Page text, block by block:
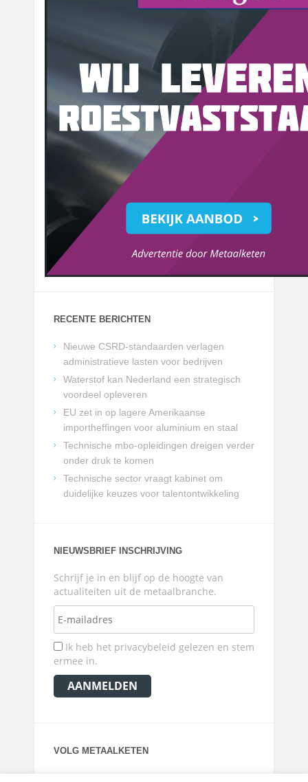
RECENTE BERICHTEN
Nieuwe CSRD-standaarden verlagen
administratieve lasten voor bedrijven
Waterstof kan Nederland een strategisch
voordeel opleveren
EU zet in op lagere Amerikaanse
importheffingen voor aluminium en staal
Technische mbo-opleidingen dreigen verder
onder druk te komen
Technische sector vraagt kabinet om
duidelijke keuzes voor talentontwikkeling
NIEUWSBRIEF INSCHRIJVING
Schrijf je in en blijf op de hoogte van
actualiteiten uit de metaalbranche.
Ik heb het privacybeleid gelezen en stem
ermee in.
VOLG METAALKETEN